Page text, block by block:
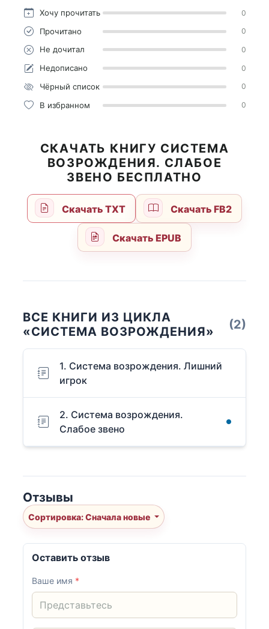
Хочу прочитать 0
Прочитано 0
Не дочитал 0
Недописано 0
Чёрный список 0
В избранном 0
СКАЧАТЬ КНИГУ СИСТЕМА
ВОЗРОЖДЕНИЯ. СЛАБОЕ
ЗВЕНО БЕСПЛАТНО
Скачать TXT Скачать FB2
Скачать EPUB
ВСЕ КНИГИ ИЗ ЦИКЛА
«СИСТЕМА ВОЗРОЖДЕНИЯ»
(2)
1. Система возрождения. Лишний
игрок
2. Система возрождения.
Слабое звено
Отзывы
Сортировка: Сначала новые
Оставить отзыв
Ваше имя *